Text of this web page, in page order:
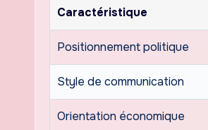
Caractéristique
Positionnement politique
Style de communication
Orientation économique